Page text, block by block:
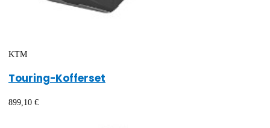
KTM
Touring-Kofferset
899,10 €